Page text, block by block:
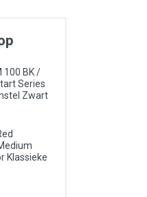
100 BK /
Series
Zwart
Klassieke